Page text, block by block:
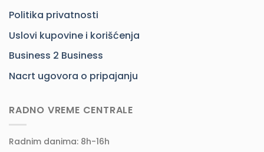
Politika privatnosti
Uslovi kupovine i korišćenja
Business 2 Business
Nacrt ugovora o pripajanju
RADNO VREME CENTRALE
Radnim danima: 8h-16h